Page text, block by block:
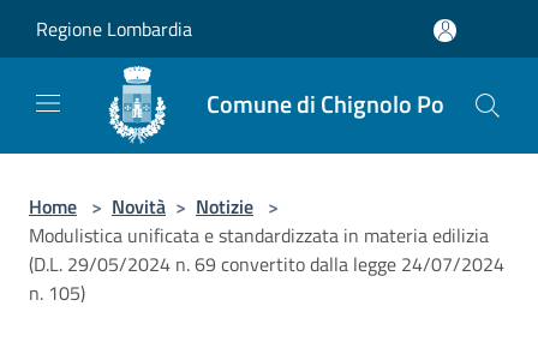
Regione Lombardia
Comune di Chignolo Po
Home > Novità > Notizie >
Modulistica unificata e standardizzata in materia edilizia
(D.L. 29/05/2024 n. 69 convertito dalla legge 24/07/2024
n. 105)